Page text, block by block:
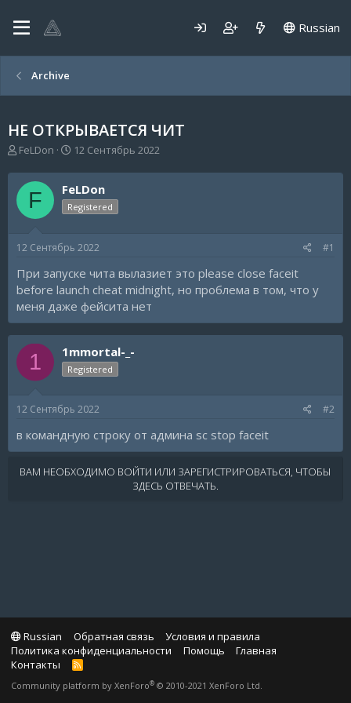
Russian
Archive
НЕ ОТКРЫВАЕТСЯ ЧИТ
А
т
о
р
т
м
FeLDon
Д
т
а
н
а
а
12 Сентябрь 2022
F FeLDon
Registered
12 Сентябрь 2022 #1
При запуске чита вылазиет это please close faceit
before launch cheat midnight, но проблема в том, что у
меня даже фейсита нет
1 1mmortal-_-
Registered
12 Сентябрь 2022 #2
в командную строку от админа sc stop faceit
ВАМ НЕОБХОДИМО ВОЙТИ ИЛИ ЗАРЕГИСТРИРОВАТЬСЯ, ЧТОБЫ
ЗДЕСЬ ОТВЕЧАТЬ.
Russian Обратная связь
Условия и правила
Политика конфиденциальности
Помощь
Главная
Контакты
R
S
Community platform by XenForo® © 2010-2021 XenForo Ltd.